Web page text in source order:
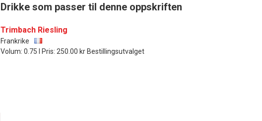
Drikke som passer til denne oppskriften
Trimbach Riesling
Frankrike
Volum: 0.75 l Pris: 250.00 kr Bestillingsutvalget